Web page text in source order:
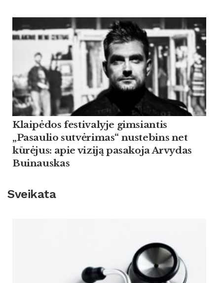
Klaipėdos festivalyje gimsiantis
„Pasaulio sutvėrimas“ nustebins net
kūrėjus: apie viziją pasakoja Arvydas
Buinauskas
Sveikata